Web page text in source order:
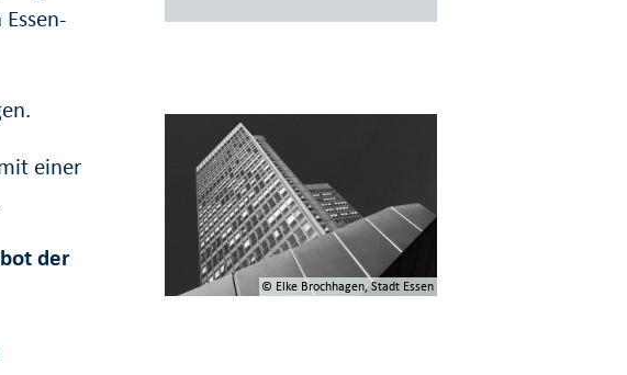
einer
der
© Elke Brochhagen, Stadt Essen